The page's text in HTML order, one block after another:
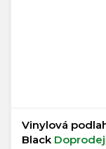
Vinylová
Black Doprodej